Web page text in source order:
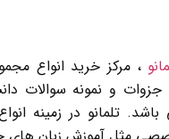
، مرکز خرید انواع
و نمونه سوالات
تلمانو در زمینه